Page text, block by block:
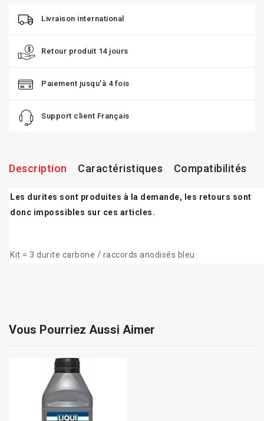
Livraison international
Retour produit 14 jours
Paiement jusqu'à 4 fois
Support client Français
Description Caractéristiques Compatibilités
Les durites sont produites à la demande, les retours sont
donc impossibles sur ces articles.
Kit = 3 durite carbone / raccords anodisés bleu
Vous Pourriez Aussi Aimer